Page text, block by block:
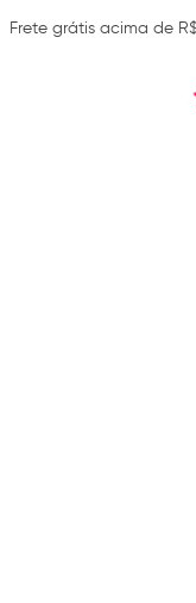
Frete grátis acima de